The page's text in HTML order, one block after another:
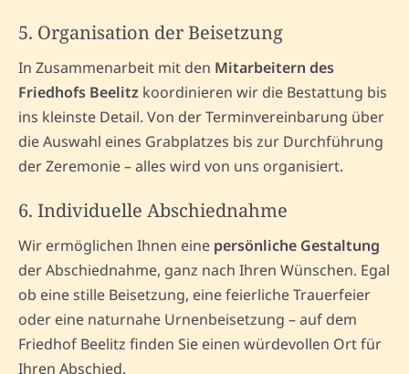
5. Organisation der Beisetzung
In Zusammenarbeit mit den Mitarbeitern des
Friedhofs Beelitz koordinieren wir die Bestattung bis
ins kleinste Detail. Von der Terminvereinbarung über
die Auswahl eines Grabplatzes bis zur Durchführung
der Zeremonie – alles wird von uns organisiert.
6. Individuelle Abschiednahme
Wir ermöglichen Ihnen eine persönliche Gestaltung
der Abschiednahme, ganz nach Ihren Wünschen. Egal
ob eine stille Beisetzung, eine feierliche Trauerfeier
oder eine naturnahe Urnenbeisetzung – auf dem
Friedhof Beelitz finden Sie einen würdevollen Ort für
Ihren Abschied.